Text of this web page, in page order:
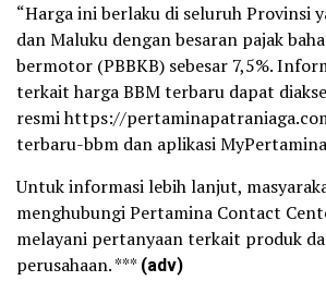
“Harga ini berlaku di seluruh Provinsi
dan Maluku dengan besaran pajak
bermotor (PBBKB) sebesar 7,5%.
terkait harga BBM terbaru dapat
resmi https://
terbaru-bbm dan aplikasi
Untuk informasi lebih lanjut,
menghubungi Pertamina Contact
melayani pertanyaan terkait produk
perusahaan. *** (adv)